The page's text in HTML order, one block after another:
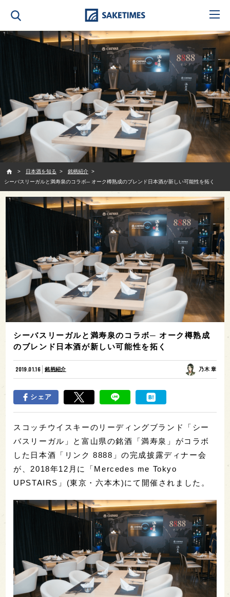
日本酒を知る
銘柄紹介
シーバスリーガルと満寿泉のコラボ─ オーク樽熟成のブレンド日本酒が新しい可能性を拓く
シーバスリーガルと満寿泉のコラボ─ オーク樽熟成
のブレンド日本酒が新しい可能性を拓く
2019.01.16 銘柄紹介 乃木 章
シェア
スコッチウイスキーのリーディングブランド「シー
バスリーガル」と富山県の銘酒「満寿泉」がコラボ
した日本酒「リンク 8888」の完成披露ディナー会
が、2018年12月に「Mercedes me Tokyo
UPSTAIRS」(東京・六本木)にて開催されました。